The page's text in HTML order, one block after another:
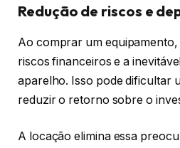
Redução de riscos e
Ao comprar um equipamento,
riscos financeiros e a
aparelho. Isso pode dificultar
reduzir o retorno sobre o
A locação elimina essa